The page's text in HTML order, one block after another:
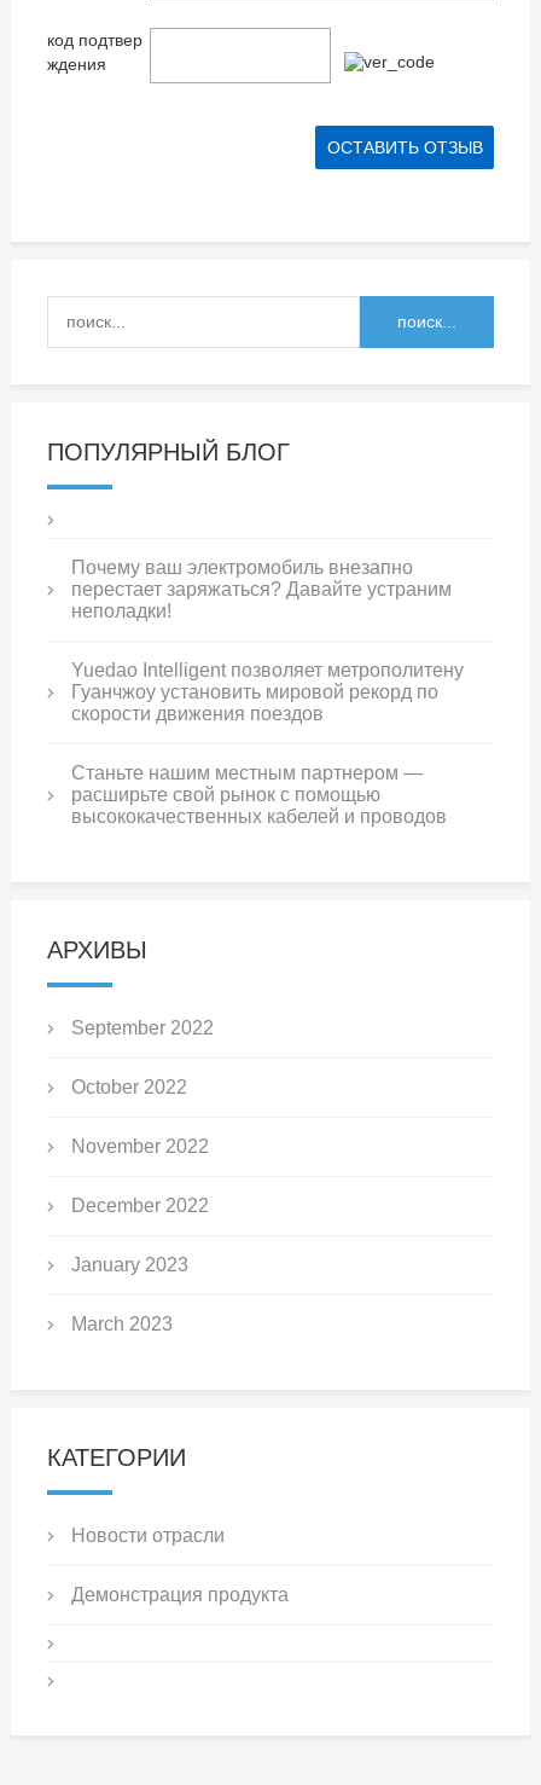
код подтвер
ждения
ПОПУЛЯРНЫЙ БЛОГ
Почему ваш электромобиль внезапно
перестает заряжаться? Давайте устраним
неполадки!
Yuedao Intelligent позволяет метрополитену
Гуанчжоу установить мировой рекорд по
скорости движения поездов
Станьте нашим местным партнером —
расширьте свой рынок с помощью
высококачественных кабелей и проводов
АРХИВЫ
September 2022
October 2022
November 2022
December 2022
January 2023
March 2023
КАТЕГОРИИ
Новости отрасли
Демонстрация продукта